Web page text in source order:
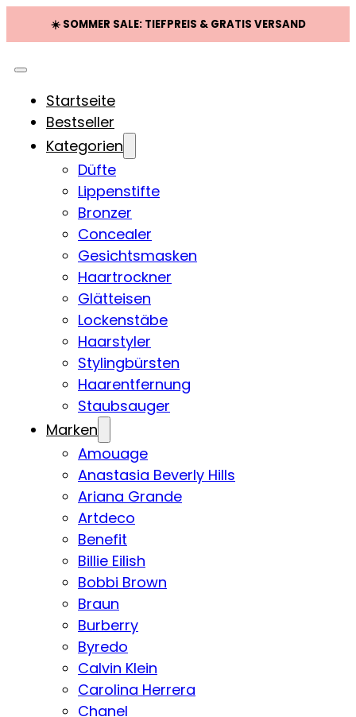
☀️ SOMMER SALE: TIEFPREIS & GRATIS VERSAND
Startseite
Bestseller
Kategorien
Düfte
Lippenstifte
Bronzer
Concealer
Gesichtsmasken
Haartrockner
Glätteisen
Lockenstäbe
Haarstyler
Stylingbürsten
Haarentfernung
Staubsauger
Marken
Amouage
Anastasia Beverly Hills
Ariana Grande
Artdeco
Benefit
Billie Eilish
Bobbi Brown
Braun
Burberry
Byredo
Calvin Klein
Carolina Herrera
Chanel